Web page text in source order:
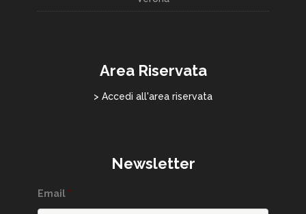
Area Riservata
> Accedi all'area riservata
Newsletter
Email *